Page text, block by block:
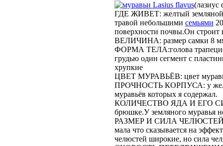
Lasius flavus(лазиус
ГДЕ ЖИВЕТ: желтый земляной
травой небольшими семьями
поверхности почвы.Он
ВЕЛИЧИНА: размер самки 8
ФОРМА ТЕЛА:голова
грудью один сегмент с
хрупкие
ЦВЕТ МУРАВЬЁВ: цвет
ПРОЧНОСТЬ КОРПУСА: у
муравьёв которых я содержал.
КОЛИЧЕСТВО ЯДА И ЕГО
брюшке.У земляного муравья
РАЗМЕР И СИЛА
мала что сказывается на
челюстей широкие, но сила